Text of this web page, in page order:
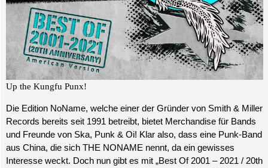
Up the Kungfu Punx!
Die Edition NoName, welche einer der Gründer von Smith & Miller
Records bereits seit 1991 betreibt, bietet Merchandise für Bands
und Freunde von Ska, Punk & Oi! Klar also, dass eine Punk-Band
aus China, die sich THE NONAME nennt, da ein gewisses
Interesse weckt. Doch nun gibt es mit „Best Of 2001 – 2021 / 20th